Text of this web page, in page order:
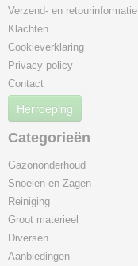
Verzend- en retourinformatie
Klachten
Cookieverklaring
Privacy policy
Contact
Herroeping
Categorieën
Gazononderhoud
Snoeien en Zagen
Reiniging
Groot materieel
Diversen
Aanbiedingen